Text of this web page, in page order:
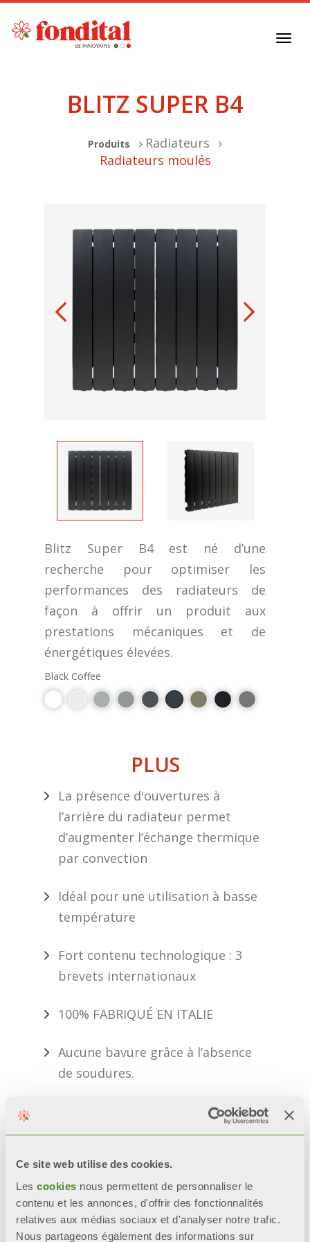
Ce site web utilise des cookies.
Les cookies nous permettent de personnaliser le
contenu et les annonces, d'offrir des fonctionnalités
relatives aux médias sociaux et d'analyser notre trafic.
Nous partageons également des informations sur
BLITZ SUPER B4
Produits
Radiateurs
Radiateurs moulés
Blitz Super B4 est né d’une
recherche pour optimiser les
performances des radiateurs de
façon à offrir un produit aux
prestations mécaniques et de
énergétiques élevées.
Black Coffee
PLUS
La présence d'ouvertures à
l’arrière du radiateur permet
d’augmenter l’échange thermique
par convection
Idéal pour une utilisation à basse
température
Fort contenu technologique : 3
brevets internationaux
100% FABRIQUÉ EN ITALIE
Aucune bavure grâce à l’absence
de soudures.
INFORMATIONS REQUISES
BIM